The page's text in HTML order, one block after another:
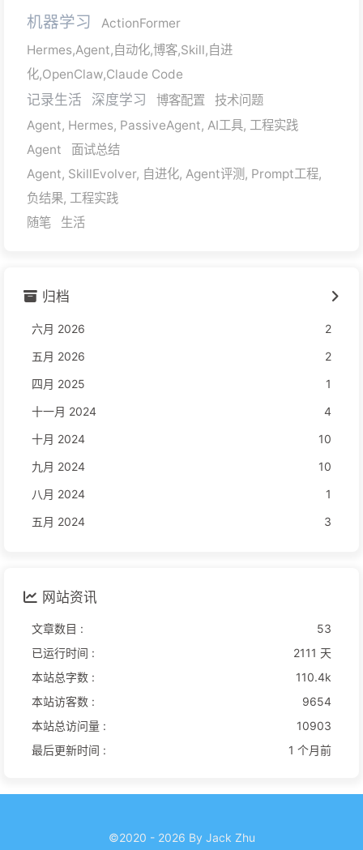
机器学习
ActionFormer
Hermes,Agent,自动化,博客,Skill,自进
化,OpenClaw,Claude Code
记录生活 深度学习 博客配置
技术问题
Agent, Hermes, PassiveAgent, AI工具, 工程实践
Agent
面试总结
Agent, SkillEvolver, 自进化, Agent评测, Prompt工程,
负结果, 工程实践
随笔
生活
归档
六月 2026
2
五月 2026
2
四月 2025
1
十一月 2024
4
十月 2024
10
九月 2024
10
八月 2024
1
五月 2024
3
网站资讯
文章数目 :
53
已运行时间 :
2111 天
本站总字数 :
110.4k
本站访客数 :
9654
本站总访问量 :
10903
最后更新时间 :
1 个月前
©2020 - 2026 By Jack Zhu